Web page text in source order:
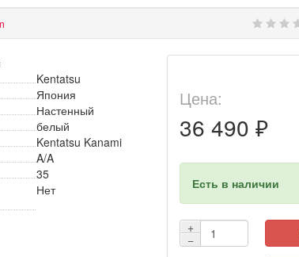
Kentatsu
Япония
Настенный
белый
Kentatsu Kanami
A/A
35
Нет
Цена:
36 490 ₽
Есть в наличии
+
−